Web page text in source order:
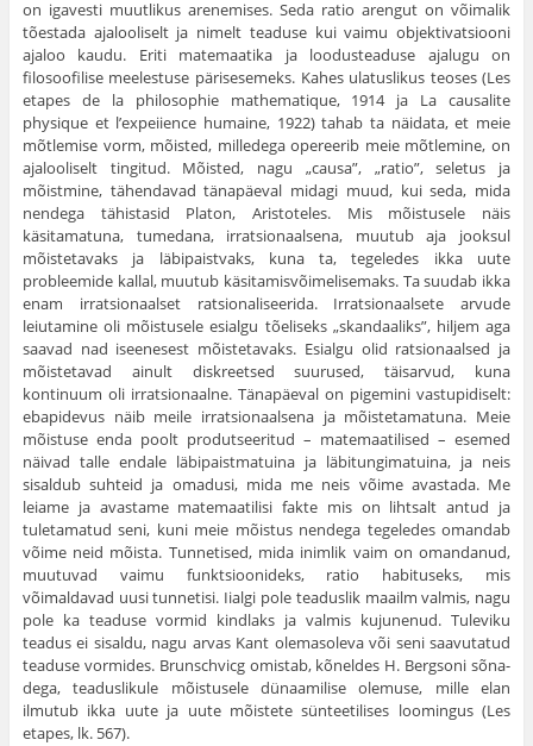
on igavesti muutlikus arenemises. Seda ratio arengut on võimalik
tõestada ajalooliselt ja nimelt teaduse kui vaimu objektivatsiooni
ajaloo kaudu. Eriti matemaatika ja loodusteaduse ajalugu on
filosoofilise meelestuse pärisesemeks. Kahes ulatuslikus teoses (Les
etapes de la philosophie mathematique, 1914 ja La causalite
physique et l’expeiience humaine, 1922) tahab ta näidata, et meie
mõtlemise vorm, mõisted, milledega opereerib meie mõtlemine, on
ajalooliselt tingitud. Mõisted, nagu „causa”, „ratio”, seletus ja
mõistmine, tähendavad tänapäeval midagi muud, kui seda, mida
nendega tähistasid Platon, Aristoteles. Mis mõistusele näis
käsitamatuna, tumedana, irratsionaalsena, muutub aja jooksul
mõistetavaks ja läbipaistvaks, kuna ta, tegeledes ikka uute
probleemide kallal, muutub käsitamisvõimelisemaks. Ta suudab ikka
enam irratsionaalset ratsionaliseerida. Irratsionaalsete arvude
leiutamine oli mõistusele esialgu tõeliseks „skandaaliks”, hiljem aga
saavad nad iseenesest mõistetavaks. Esialgu olid ratsionaalsed ja
mõistetavad ainult diskreetsed suurused, täisarvud, kuna
kontinuum oli irratsionaalne. Tänapäeval on pigemini vastupidiselt:
ebapidevus näib meile irratsionaalsena ja mõistetamatuna. Meie
mõistuse enda poolt produtseeritud – matemaatilised – esemed
näivad talle endale läbipaistmatuina ja läbitungimatuina, ja neis
sisaldub suhteid ja omadusi, mida me neis võime avastada. Me
leiame ja avastame matemaatilisi fakte mis on lihtsalt antud ja
tuletamatud seni, kuni meie mõistus nendega tege­ledes omandab
võime neid mõista. Tunnetised, mida inimlik vaim on omandanud,
muutuvad vaimu funktsioonideks, ratio habituseks, mis
võimaldavad uusi tunnetisi. Iialgi pole teaduslik maailm valmis, nagu
pole ka teaduse vormid kindlaks ja valmis kujunenud. Tuleviku
teadus ei sisaldu, nagu arvas Kant olemasoleva või seni saavutatud
teaduse vormides. Brunschvicg omistab, kõneldes H. Bergsoni sõna­
dega, teaduslikule mõistusele dünaamilise olemuse, mille elan
ilmutub ikka uute ja uute mõistete sünteetilises loomingus (Les
etapes, lk. 567).